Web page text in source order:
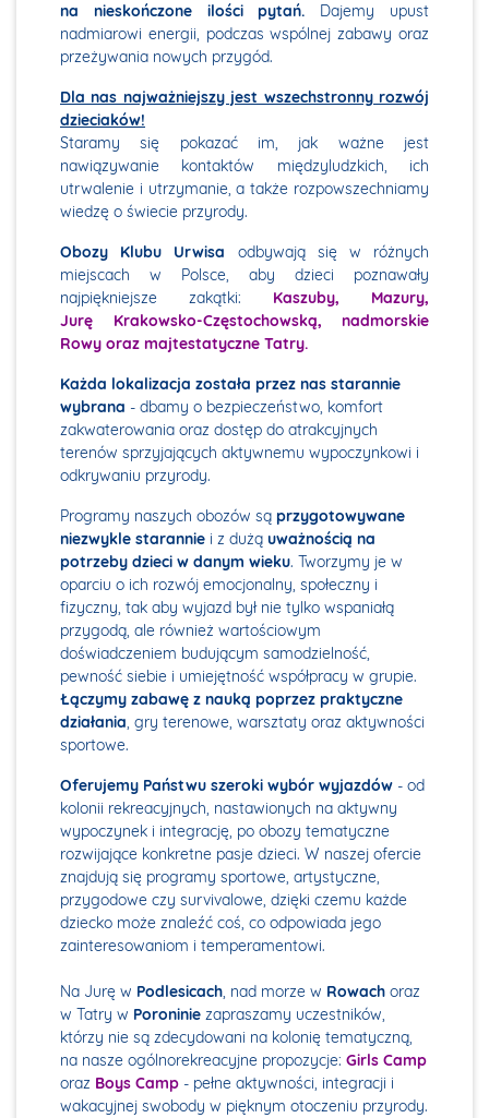
na nieskończone ilości pytań. Dajemy upust
nadmiarowi energii, podczas wspólnej zabawy oraz
przeżywania nowych przygód.
Dla nas najważniejszy jest wszechstronny rozwój
dzieciaków!
Staramy się pokazać im, jak ważne jest
nawiązywanie kontaktów międzyludzkich, ich
utrwalenie i utrzymanie, a także rozpowszechniamy
wiedzę o świecie przyrody.
Obozy Klubu Urwisa odbywają się w różnych
miejscach w Polsce, aby dzieci poznawały
najpiękniejsze zakątki:
Kaszuby, Mazury,
Jurę Krakowsko-Częstochowską, nadmorskie
Rowy oraz majtestatyczne Tatry.
Każda lokalizacja została przez nas starannie
wybrana - dbamy o bezpieczeństwo, komfort
zakwaterowania oraz dostęp do atrakcyjnych
terenów sprzyjających aktywnemu wypoczynkowi i
odkrywaniu przyrody.
Programy naszych obozów są przygotowywane
niezwykle starannie i z dużą uważnością na
potrzeby dzieci w danym wieku. Tworzymy je w
oparciu o ich rozwój emocjonalny, społeczny i
fizyczny, tak aby wyjazd był nie tylko wspaniałą
przygodą, ale również wartościowym
doświadczeniem budującym samodzielność,
pewność siebie i umiejętność współpracy w grupie.
Łączymy zabawę z nauką poprzez praktyczne
działania, gry terenowe, warsztaty oraz aktywności
sportowe.
Oferujemy Państwu szeroki wybór wyjazdów - od
kolonii rekreacyjnych, nastawionych na aktywny
wypoczynek i integrację, po obozy tematyczne
rozwijające konkretne pasje dzieci. W naszej ofercie
znajdują się programy sportowe, artystyczne,
przygodowe czy survivalowe, dzięki czemu każde
dziecko może znaleźć coś, co odpowiada jego
zainteresowaniom i temperamentowi.
Na Jurę w Podlesicach, nad morze w Rowach oraz
w Tatry w Poroninie zapraszamy uczestników,
którzy nie są zdecydowani na kolonię tematyczną,
na nasze ogólnorekreacyjne propozycje: Girls Camp
oraz Boys Camp - pełne aktywności, integracji i
wakacyjnej swobody w pięknym otoczeniu przyrody.